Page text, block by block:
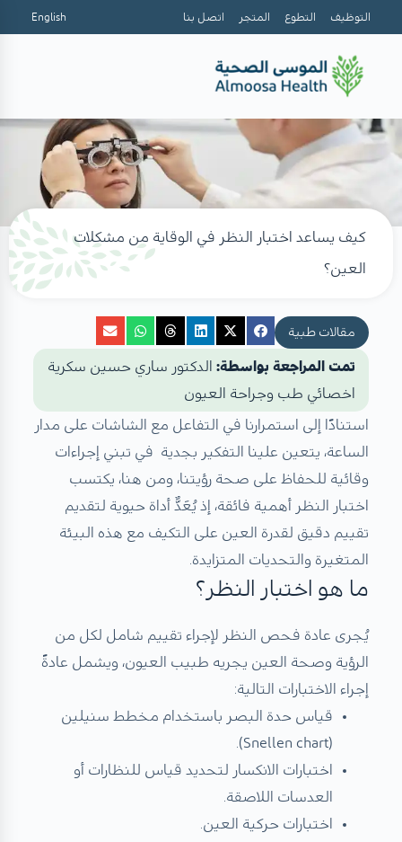
التوظيف التطوع المتجر اتصل بنا English
كيف يساعد اختبار النظر في الوقاية من مشكلات
العين؟
مقالات طبية
تمت المراجعة بواسطة: الدكتور ساري حسين سكرية
اخصائي طب وجراحة العيون
استنادًا إلى استمرارنا في التفاعل مع الشاشات على مدار
الساعة، يتعين علينا التفكير بجدية في تبني إجراءات
وقائية للحفاظ على صحة رؤيتنا، ومن هنا، يكتسب
اختبار النظر أهمية فائقة، إذ يُعَدُّ أداة حيوية لتقديم
تقييم دقيق لقدرة العين على التكيف مع هذه البيئة
المتغيرة والتحديات المتزايدة.
ما هو اختبار النظر؟
يُجرى عادة فحص النظر لإجراء تقييم شامل لكل من
الرؤية وصحة العين يجريه طبيب العيون، ويشمل عادةً
إجراء الاختبارات التالية:
قياس حدة البصر باستخدام مخطط سنيلين
(Snellen chart).
اختبارات الانكسار لتحديد قياس للنظارات أو
العدسات اللاصقة.
اختبارات حركية العين.